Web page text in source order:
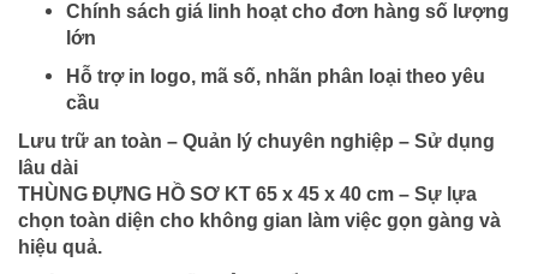
Chính sách giá linh hoạt cho đơn hàng số lượng
lớn
Hỗ trợ in logo, mã số, nhãn phân loại theo yêu
cầu
Lưu trữ an toàn – Quản lý chuyên nghiệp – Sử dụng
lâu dài
THÙNG ĐỰNG HỒ SƠ KT 65 x 45 x 40 cm – Sự lựa
chọn toàn diện cho không gian làm việc gọn gàng và
hiệu quả.